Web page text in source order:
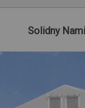
Solidny